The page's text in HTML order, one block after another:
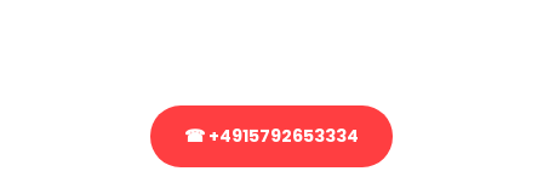
☎ +4915792653334